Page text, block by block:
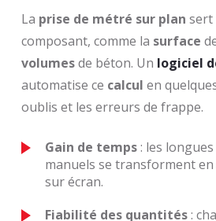
La prise de métré sur plan sert
composant, comme la surface
volumesde béton. Un logiciel
automatise ce calcul en
oublis et les erreurs de frappe.
Gain de temps: les
manuels se transforment
sur écran.
Fiabilité des quantités: